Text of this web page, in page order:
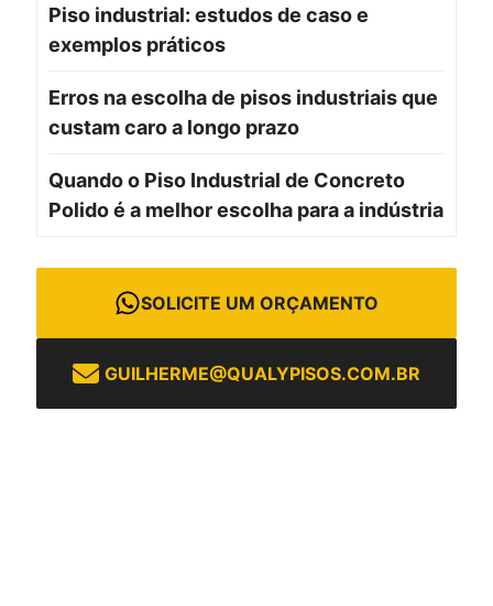
Piso industrial: estudos de caso e
exemplos práticos
Erros na escolha de pisos industriais que
custam caro a longo prazo
Quando o Piso Industrial de Concreto
Polido é a melhor escolha para a indústria
SOLICITE UM ORÇAMENTO
GUILHERME@QUALYPISOS.COM.BR